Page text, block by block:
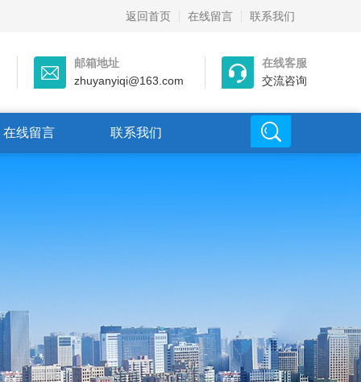
返回首页 在线留言 联系我们
邮箱地址
zhuyanyiqi@163.com
在线客服
交流咨询
在线留言 联系我们